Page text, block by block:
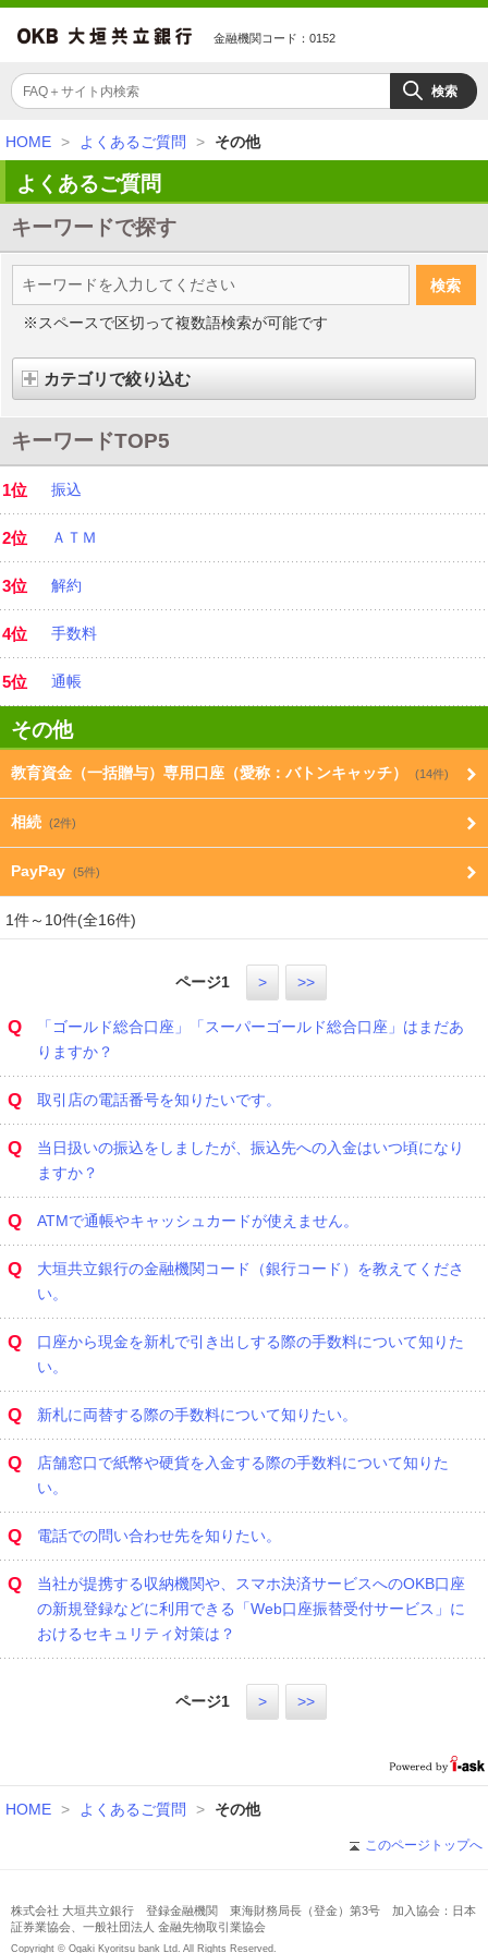
金融機関コード：0152
HOME > よくあるご質問 > その他
よくあるご質問
キーワードで探す
※スペースで区切って複数語検索が可能です
カテゴリで絞り込む
キーワードTOP5
1位 振込
2位 ＡＴＭ
3位 解約
4位 手数料
5位 通帳
その他
教育資金（一括贈与）専用口座（愛称：バトンキャッチ） (14件)
相続 (2件)
PayPay (5件)
1件～10件(全16件)
ページ1 > >>
Q
「ゴールド総合口座」「スーパーゴールド総合口座」はまだあ
りますか？
Q 取引店の電話番号を知りたいです。
Q
当日扱いの振込をしましたが、振込先への入金はいつ頃になり
ますか？
Q ATMで通帳やキャッシュカードが使えません。
Q
大垣共立銀行の金融機関コード（銀行コード）を教えてくださ
い。
Q
口座から現金を新札で引き出しする際の手数料について知りた
い。
Q 新札に両替する際の手数料について知りたい。
Q
店舗窓口で紙幣や硬貨を入金する際の手数料について知りた
い。
Q 電話での問い合わせ先を知りたい。
Q
当社が提携する収納機関や、スマホ決済サービスへのOKB口座
の新規登録などに利用できる「Web口座振替受付サービス」に
おけるセキュリティ対策は？
ページ1 > >>
HOME > よくあるご質問 > その他
このページトップへ
株式会社 大垣共立銀行 登録金融機関 東海財務局長（登金）第3号 加入協会：日本
証券業協会、一般社団法人 金融先物取引業協会
Copyright © Ogaki Kyoritsu bank Ltd. All Rights Reserved.